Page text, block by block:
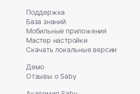
Поддержка
База знаний
Мобильные приложения
Мастер настройки
Скачать локальные версии
Демо
Отзывы о Saby